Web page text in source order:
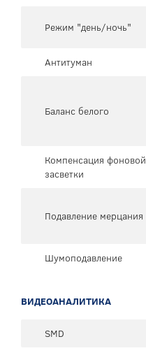
Режим "день/ночь"
Антитуман
Баланс белого
Компенсация фоновой
засветки
Подавление мерцания
Шумоподавление
ВИДЕОАНАЛИТИКА
SMD